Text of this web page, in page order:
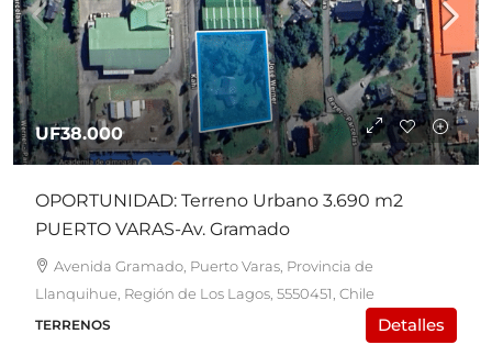
UF38.000
OPORTUNIDAD: Terreno Urbano 3.690 m2
PUERTO VARAS-Av. Gramado
Avenida Gramado, Puerto Varas, Provincia de
Llanquihue, Región de Los Lagos, 5550451, Chile
TERRENOS Detalles